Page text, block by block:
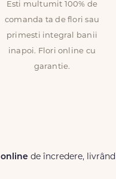
Esti multumit 100% de
comanda ta de flori sau
primesti integral banii
inapoi. Flori online cu
garantie.
de încredere, livrând